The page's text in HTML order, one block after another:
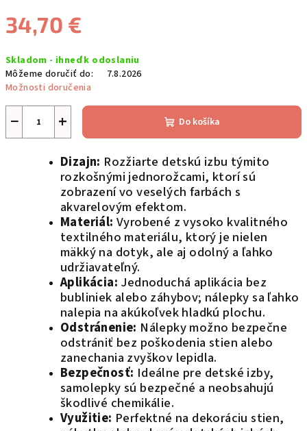
34,70 €
cena:
Skladom - ihneď k odoslaniu
Môžeme doručiť do:
7.8.2026
Možnosti doručenia
+
− Do košíka
Dizajn: Rozžiarte detskú izbu týmito
rozkošnými jednorožcami, ktorí sú
zobrazení vo veselých farbách s
akvarelovým efektom.
Materiál: Vyrobené z vysoko kvalitného
textilného materiálu, ktorý je nielen
mäkký na dotyk, ale aj odolný a ľahko
udržiavateľný.
Aplikácia: Jednoduchá aplikácia bez
bubliniek alebo záhybov; nálepky sa ľahko
nalepia na akúkoľvek hladkú plochu.
Odstránenie: Nálepky možno bezpečne
odstrániť bez poškodenia stien alebo
zanechania zvyškov lepidla.
Bezpečnosť: Ideálne pre detské izby,
samolepky sú bezpečné a neobsahujú
škodlivé chemikálie.
Využitie: Perfektné na dekoráciu stien,